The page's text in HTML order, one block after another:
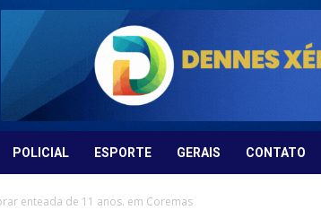
POLICIAL ESPORTE GERAIS CONTATO
enteada de 11 anos. em Coremas